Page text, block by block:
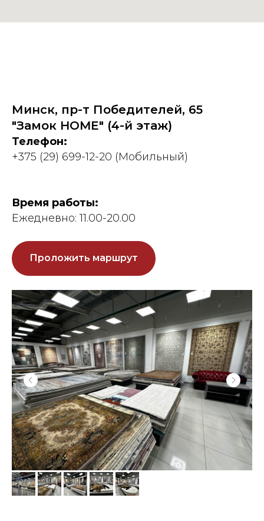
Минск, пр-т Победителей, 65
"Замок HOME" (4-й этаж)
Телефон:
+375 (29) 699-12-20 (Мобильный)
Время работы:
Ежедневно: 11.00-20.00
Проложить маршрут